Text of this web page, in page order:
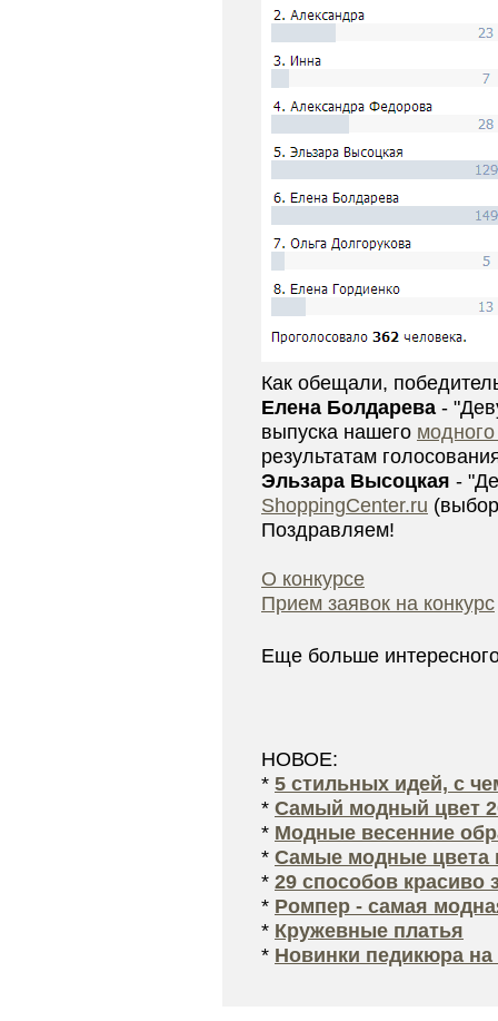
Как обещали,
Елена Болдарева -
выпуска нашего
результатам
Эльзара Высоцкая -
ShoppingCenter.ru
Поздравляем!
О конкурсе
Прием заявок на конкурс
Еще больше
НОВОЕ:
* 5 стильных идей, с
* Самый модный цвет
* Модные весенние
* Самые модные цвета
* 29 способов красиво
* Ромпер - самая
* Кружевные платья
* Новинки педикюра